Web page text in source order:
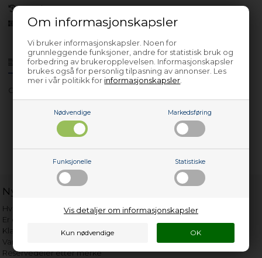
Om informasjonskapsler
Vi bruker informasjonskapsler. Noen for
grunnleggende funksjoner, andre for statistisk bruk og
forbedring av brukeropplevelsen. Informasjonskapsler
brukes også for personlig tilpasning av annonser. Les
mer i vår politikk for informasjonskapsler
Nødvendige Markedsføring
Funksjonelle Statistiske
Vis detaljer om informasjonskapsler
Produktinfo Spørsmål om varen?
OM-62-27 t
30 dagers returrett
Siden 2013
Nyttige lenker
Hvor gammelt er apparatet mitt?
Er det verdt å reparere?
Klage på bassengrobot
Vannets hardhetsgrad
Reservedeler etter merke